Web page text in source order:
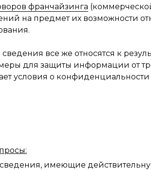
франчайзинга
на предмет их возможности
все же относятся к
для защиты информации от
условия о конфиденциальности
имеющие